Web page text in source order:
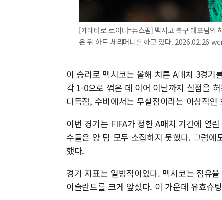
[케레타로 로이터=뉴스핌] 멕시코 축구 대표팀의
은 뒤 하트 세리머니를 하고 있다. 2026.02.26
이 승리로 멕시코는 올해 치른 A매치 3경
각 1-0으로 꺾은 데 이어 이날까지 실점을
다득점, 수비에서는 무실점이라는 이상적
이번 경기는 FIFA가 정한 A매치 기간에 열
수들은 양 팀 모두 소집하지 못했다. 그럼
했다.
경기 지표는 일방적이었다. 멕시코는 점유
이슬란드를 크게 앞섰다. 이 가운데 유효슈